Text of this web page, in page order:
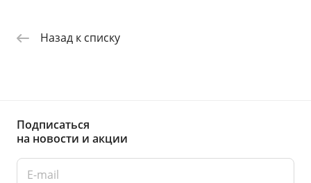
Назад к списку
Подписаться
на новости и акции